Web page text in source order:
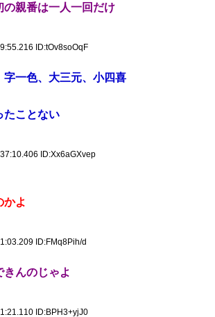
の親番は一人一回だけ
ID:tOv8soOqF
字一色、大三元、小四喜
たことない
ID:Xx6aGXvep
かよ
ID:FMq8Pih/d
んのじゃよ
ID:BPH3+yjJ0